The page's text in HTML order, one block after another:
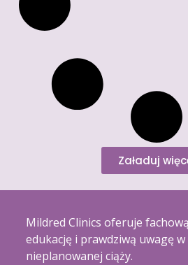
Załaduj
Mildred Clinics oferuje
edukację i prawdziwą uwagę
nieplanowanej ciąży.